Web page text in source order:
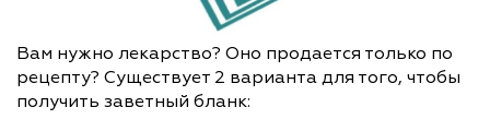
Вам нужно лекарство? Оно продается только по
рецепту? Существует 2 варианта для того, чтобы
получить заветный бланк: